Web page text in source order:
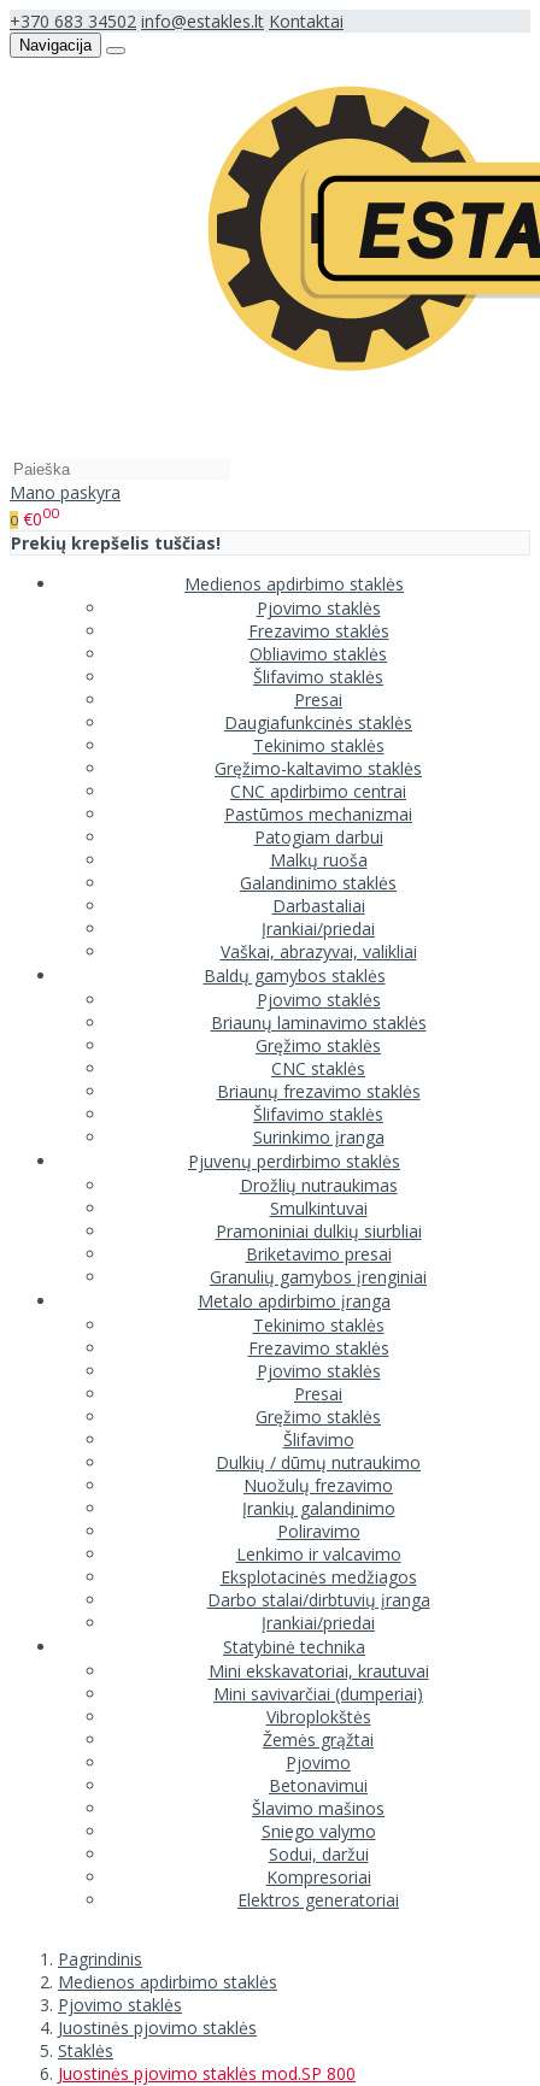
+370 683 34502 info@estakles.lt Kontaktai
Navigacija
Mano paskyra
0 €000
Prekių krepšelis tuščias!
Medienos apdirbimo staklės
Pjovimo staklės
Frezavimo staklės
Obliavimo staklės
Šlifavimo staklės
Presai
Daugiafunkcinės staklės
Tekinimo staklės
Gręžimo-kaltavimo staklės
CNC apdirbimo centrai
Pastūmos mechanizmai
Patogiam darbui
Malkų ruoša
Galandinimo staklės
Darbastaliai
Įrankiai/priedai
Vaškai, abrazyvai, valikliai
Baldų gamybos staklės
Pjovimo staklės
Briaunų laminavimo staklės
Gręžimo staklės
CNC staklės
Briaunų frezavimo staklės
Šlifavimo staklės
Surinkimo įranga
Pjuvenų perdirbimo staklės
Drožlių nutraukimas
Smulkintuvai
Pramoniniai dulkių siurbliai
Briketavimo presai
Granulių gamybos įrenginiai
Metalo apdirbimo įranga
Tekinimo staklės
Frezavimo staklės
Pjovimo staklės
Presai
Gręžimo staklės
Šlifavimo
Dulkių / dūmų nutraukimo
Nuožulų frezavimo
Įrankių galandinimo
Poliravimo
Lenkimo ir valcavimo
Eksplotacinės medžiagos
Darbo stalai/dirbtuvių įranga
Įrankiai/priedai
Statybinė technika
Mini ekskavatoriai, krautuvai
Mini savivarčiai (dumperiai)
Vibroplokštės
Žemės grąžtai
Pjovimo
Betonavimui
Šlavimo mašinos
Sniego valymo
Sodui, daržui
Kompresoriai
Elektros generatoriai
Pagrindinis
Medienos apdirbimo staklės
Pjovimo staklės
Juostinės pjovimo staklės
Staklės
Juostinės pjovimo staklės mod.SP 800